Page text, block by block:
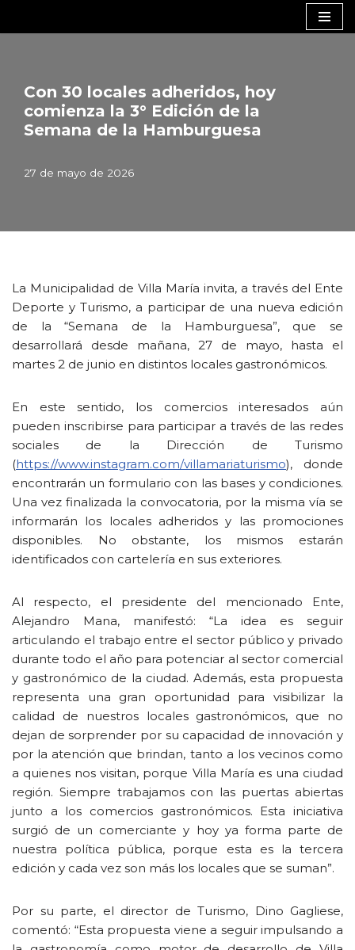
Con 30 locales adheridos, hoy
comienza la 3° Edición de la
Semana de la Hamburguesa
27 de mayo de 2026
La Municipalidad de Villa María invita, a través del Ente
Deporte y Turismo, a participar de una nueva edición
de la “Semana de la Hamburguesa”, que se
desarrollará desde mañana, 27 de mayo, hasta el
martes 2 de junio en distintos locales gastronómicos.
En este sentido, los comercios interesados aún
pueden inscribirse para participar a través de las redes
sociales de la Dirección de Turismo
(https://www.instagram.com/villamariaturismo), donde
encontrarán un formulario con las bases y condiciones.
Una vez finalizada la convocatoria, por la misma vía se
informarán los locales adheridos y las promociones
disponibles. No obstante, los mismos estarán
identificados con cartelería en sus exteriores.
Al respecto, el presidente del mencionado Ente,
Alejandro Mana, manifestó: “La idea es seguir
articulando el trabajo entre el sector público y privado
durante todo el año para potenciar al sector comercial
y gastronómico de la ciudad. Además, esta propuesta
representa una gran oportunidad para visibilizar la
calidad de nuestros locales gastronómicos, que no
dejan de sorprender por su capacidad de innovación y
por la atención que brindan, tanto a los vecinos como
a quienes nos visitan, porque Villa María es una ciudad
región. Siempre trabajamos con las puertas abiertas
junto a los comercios gastronómicos. Esta iniciativa
surgió de un comerciante y hoy ya forma parte de
nuestra política pública, porque esta es la tercera
edición y cada vez son más los locales que se suman”.
Por su parte, el director de Turismo, Dino Gagliese,
comentó: “Esta propuesta viene a seguir impulsando a